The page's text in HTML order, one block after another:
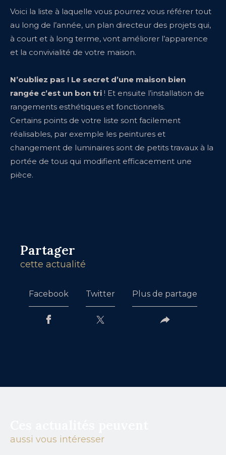
Voici la liste à laquelle vous pourrez vous référer tout
au long de l’année, un plan directeur des projets qui,
à court et à long terme, vont améliorer l’apparence
et la convivialité de votre maison.
N’oubliez pas ! Le secret d’une maison bien
rangée c’est un bon tri ! Et ensuite l’installation de
rangements esthétiques et fonctionnels.
Certains points de votre liste sont facilement
réalisables, par exemple les peintures et
changement de luminaires sont de petits travaux à la
portée de tous qui modifient efficacement une
pièce.
Partager
cette actualité
Facebook Twitter Plus de partage
aussi vous intéresser